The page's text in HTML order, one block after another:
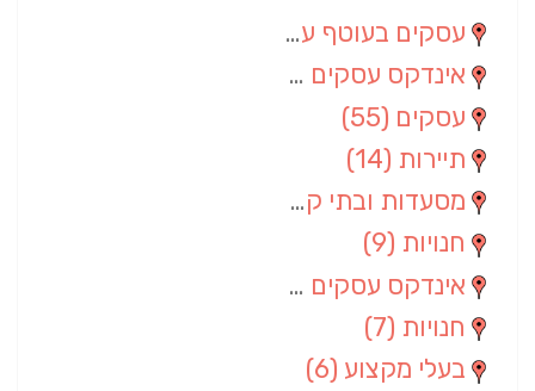
עסקים בעוטף עזה
אינדקס עסקים מרחבי
עסקים (55)
תיירות (14)
מסעדות ובתי קפה
חנויות (9)
אינדקס עסקים ארצי
חנויות (7)
בעלי מקצוע (6)